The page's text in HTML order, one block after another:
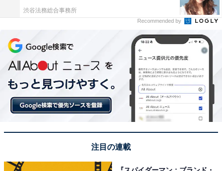
でしょうか。もし筆者がミスをした出品者であれば、購
入者からのキャンセルを受け付けます。そして適切な商
品状態を説明して、再出品をします。トラブルが大きく
なってお互いに不快な思いをするよりは、キャンセルし
たほうがスッキリすると思うからです。
渋谷法務総合事務所
Recommended by
注目の連載